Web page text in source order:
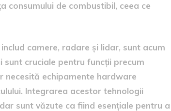
consumului de combustibil, ceea ce
camere, radare și lidar, sunt acum
cruciale pentru funcții precum
necesită echipamente hardware
Integrarea acestor tehnologii
sunt văzute ca fiind esențiale pentru a